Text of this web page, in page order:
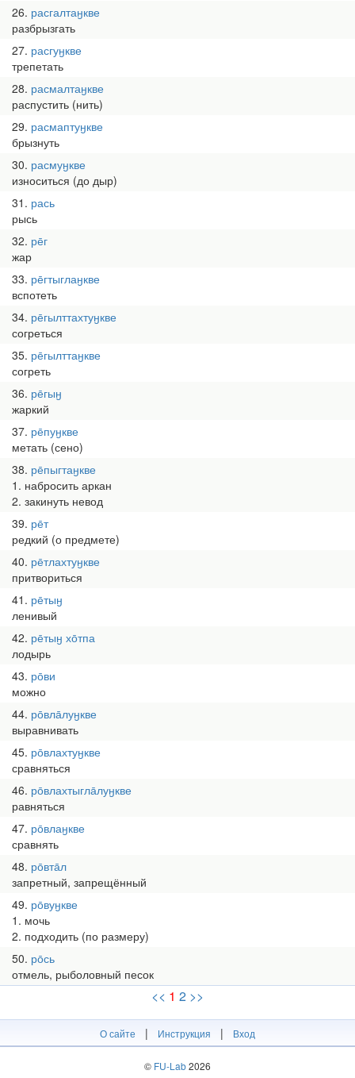
26 расгалтаӈкве
разбрызгать
27 расгуӈкве
трепетать
28 расмалтаӈкве
распустить (нить)
29 расмаптуӈкве
брызнуть
30 расмуӈкве
износиться (до дыр)
31 рась
рысь
32 ре̄г
жар
33 ре̄гтыглаӈкве
вспотеть
34 ре̄гылттахтуӈкве
согреться
35 ре̄гылттаӈкве
согреть
36 ре̄гыӈ
жаркий
37 ре̄пуӈкве
метать (сено)
38 ре̄пыгтаӈкве
1. набросить аркан
2. закинуть невод
39 ре̄т
редкий (о предмете)
40 ре̄тлахтуӈкве
притвориться
41 ре̄тыӈ
ленивый
42 ре̄тыӈ хо̄тпа
лодырь
43 ро̄ви
можно
44 ро̄вла̄луӈкве
выравнивать
45 ро̄влахтуӈкве
сравняться
46 ро̄влахтыгла̄луӈкве
равняться
47 ро̄влаӈкве
сравнять
48 ро̄вта̄л
запретный, запрещённый
49 ро̄вуӈкве
1. мочь
2. подходить (по размеру)
50 ро̄сь
отмель, рыболовный песок
<< 1 2 >>
О сайте | Инструкция | Вход
© FU-Lab2026